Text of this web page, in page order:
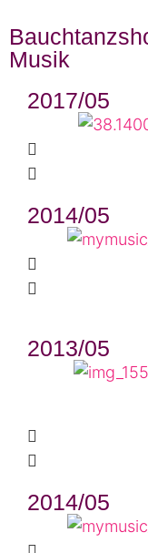
Musik
2017/05
2014/05
2013/05
2014/05